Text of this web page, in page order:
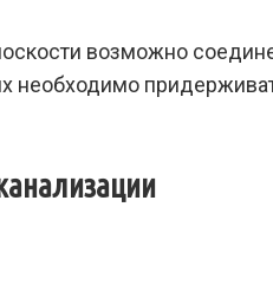
возможно